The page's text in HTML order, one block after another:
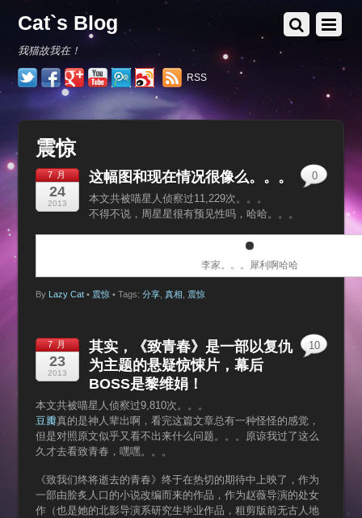
Cat`s Blog
我猫故我在！
RSS
震惊
7 月
24
2013
这幅图和现在情况很像么。。。
本文共被喵星人侦察过11,229次。。。
不得不说，周星星很有预见性吗，哈哈。。。
李家。。。犀利啊哈哈
By Lazy Cat• 震惊
0
• Tags: 分享, 真相 震惊
7 月
23
2013
其实，《致青春》是一部以复仇
为主题的悬疑惊悚片，幕后
BOSS是黎维娟！
本文共被喵星人侦察过9,810次。。。
豆瓣真的是神人辈出啊，看完这篇文章总有一种怪怪的感觉，
但是对照原文似乎又看不出来什么问题。。。原谅我过了这么
久才去看致青春，嘿嘿。。。
《致我们终将逝去的青春》终于在热切的期待中上映了，作为
一部由脍炙人口的小说改编而来的作品，作为赵薇导演的处女
作（也是她的北影导演系研究生毕业作品，粗剪版前无古人地
10